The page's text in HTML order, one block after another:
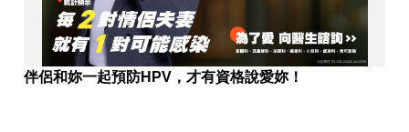
伴侶和妳一起預防HPV，才有資格說愛妳！